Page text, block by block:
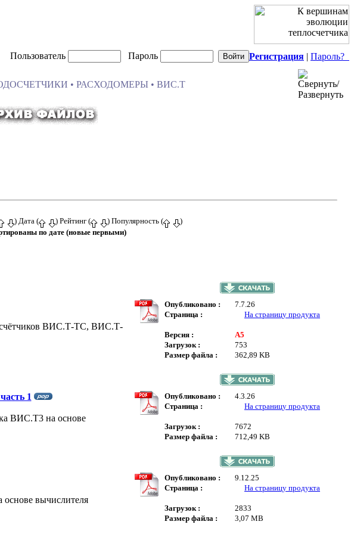
Пользователь Пароль Регистрация | Пароль?
• РАСХОДОМЕРЫ • ВИС.Т
) Дата ( ) Рейтинг ( ) Популярность (
)
по дате (новые первыми)
ВИС.Т-ТС, ВИС.Т-
Опубликовано :
7.7.26
Страница :
На страницу продукта
Версия :
A5
Загрузок :
753
Размер файла :
362,89 KB
1
ВИС.Т3 на основе
Опубликовано :
4.3.26
Страница :
На страницу продукта
Загрузок :
7672
Размер файла :
712,49 KB
вычислителя
Опубликовано :
9.12.25
Страница :
На страницу продукта
Загрузок :
2833
Размер файла :
3,07 MB